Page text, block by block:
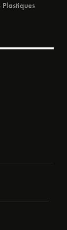
Plastiques